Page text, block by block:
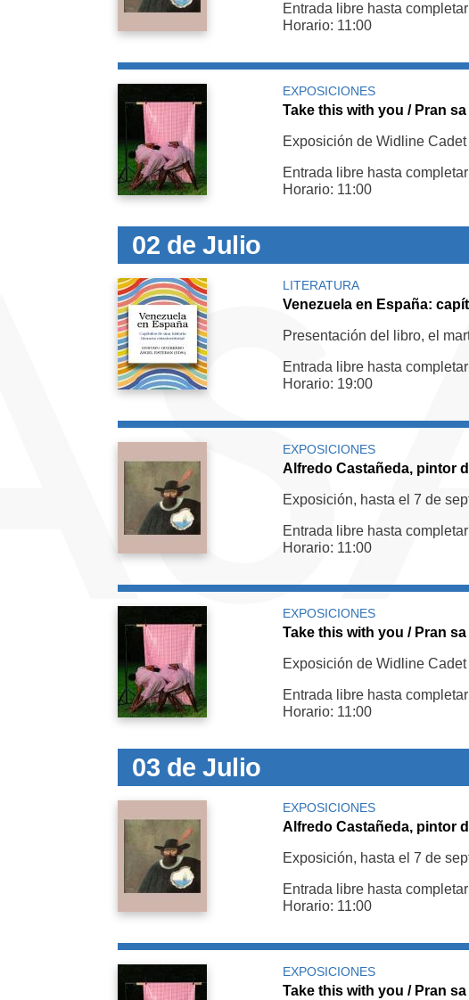
Entrada libre hasta
Horario: 11:00
EXPOSICIONES
Take this with you / Pran
Exposición de Widline
Entrada libre hasta
Horario: 11:00
02 de Julio
LITERATURA
Venezuela en España:
Presentación del libro, el
Entrada libre hasta
Horario: 19:00
EXPOSICIONES
Alfredo Castañeda, pintor
Exposición, hasta el 7 de
Entrada libre hasta
Horario: 11:00
EXPOSICIONES
Take this with you / Pran
Exposición de Widline
Entrada libre hasta
Horario: 11:00
03 de Julio
EXPOSICIONES
Alfredo Castañeda, pintor
Exposición, hasta el 7 de
Entrada libre hasta
Horario: 11:00
EXPOSICIONES
Take this with you / Pran